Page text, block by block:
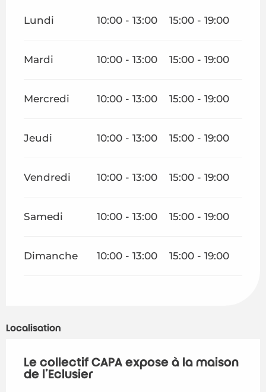
Lundi 10:00 - 13:00 15:00 - 19:00
Mardi 10:00 - 13:00 15:00 - 19:00
Mercredi 10:00 - 13:00 15:00 - 19:00
Jeudi 10:00 - 13:00 15:00 - 19:00
Vendredi 10:00 - 13:00 15:00 - 19:00
Samedi 10:00 - 13:00 15:00 - 19:00
Dimanche 10:00 - 13:00 15:00 - 19:00
Localisation
Le collectif CAPA expose à la maison
de l'Eclusier